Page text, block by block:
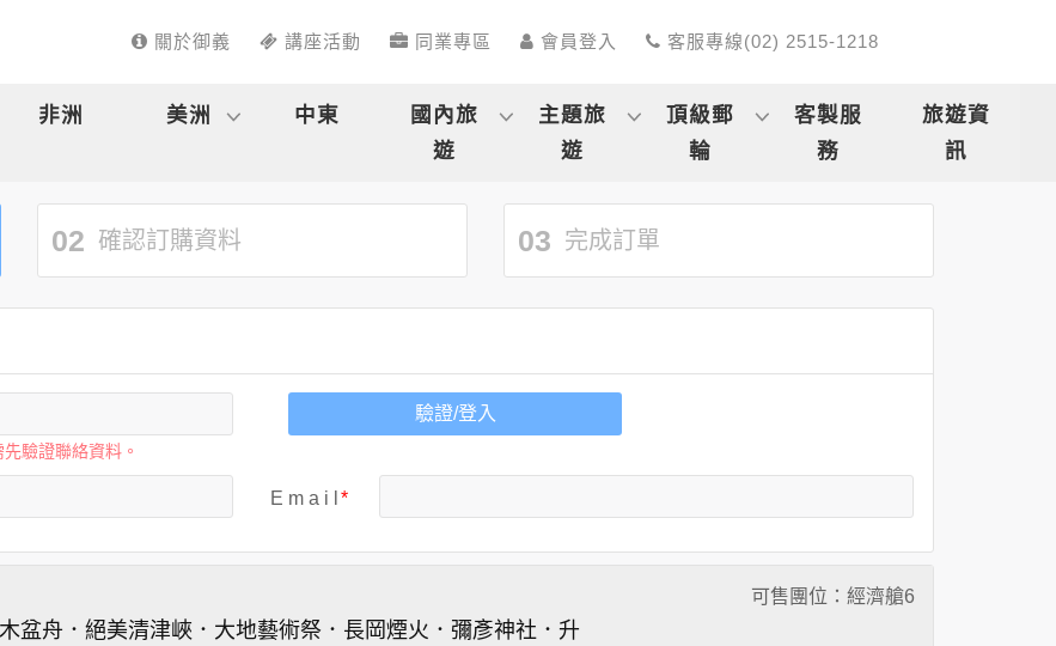
關於御義 講座活動 同業專區 會員登入 客服專線(02) 2515-1218
非洲 美洲 中東
國內旅
遊
主題旅
遊
頂級郵
輪
客製服
務
旅遊資
訊
02 確認訂購資料 03 完成訂單
驗證聯絡資料。
驗證/登入
E m a i l
可售團位：經濟艙6
盆舟．絕美清津峽．大地藝術祭．長岡煙火．彌彥神社．升